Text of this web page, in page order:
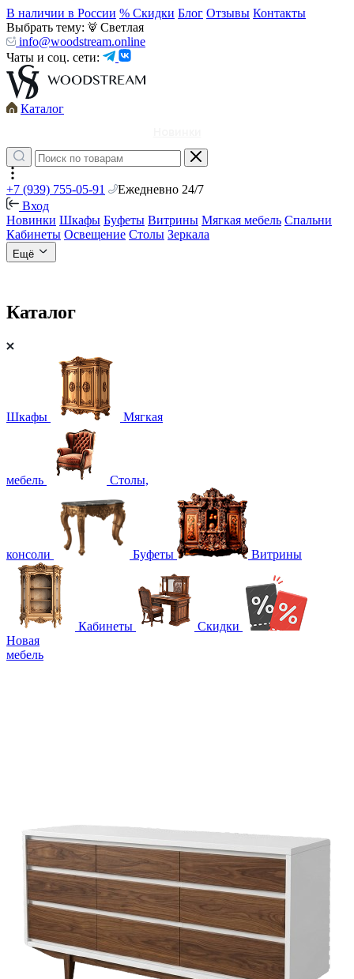
В наличии в России % Скидки Блог Отзывы Контакты
Выбрать тему:
Светлая
info@woodstream.online
Чаты и соц. сети:
Каталог
+7 (939) 755-05-91
Ежедневно 24/7
Вход
Новинки Шкафы Буфеты Витрины Мягкая мебель Спальни
Кабинеты Освещение Столы Зеркала
Ещё
Каталог
Шкафы Мягкая
мебель Столы,
консоли Буфеты Витрины
Кабинеты
Скидки
Новая
мебель